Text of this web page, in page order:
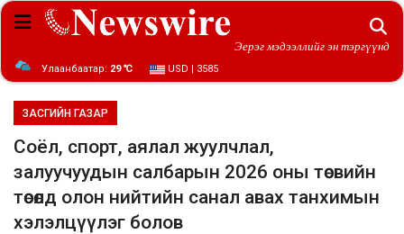
Эерэг мэдээллийг эн тэргүүнд
Улаанбаатар: 29 ℃ USD | 3585
ЗАСГИЙН ГАЗАР
Соёл, спорт, аялал жуулчлал,
залуучуудын салбарын 2026 оны төсвийн
төсөлд олон нийтийн санал авах танхимын
хэлэлцүүлэг болов